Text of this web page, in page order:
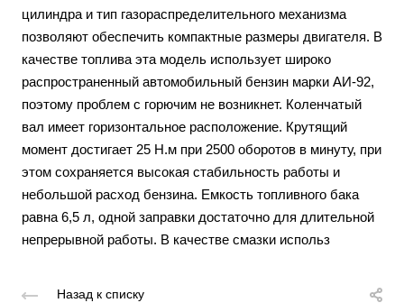
цилиндра и тип газораспределительного механизма
позволяют обеспечить компактные размеры двигателя. В
качестве топлива эта модель использует широко
распространенный автомобильный бензин марки АИ-92,
поэтому проблем с горючим не возникнет. Коленчатый
вал имеет горизонтальное расположение. Крутящий
момент достигает 25 Н.м при 2500 оборотов в минуту, при
этом сохраняется высокая стабильность работы и
небольшой расход бензина. Емкость топливного бака
равна 6,5 л, одной заправки достаточно для длительной
непрерывной работы. В качестве смазки использ
Назад к списку